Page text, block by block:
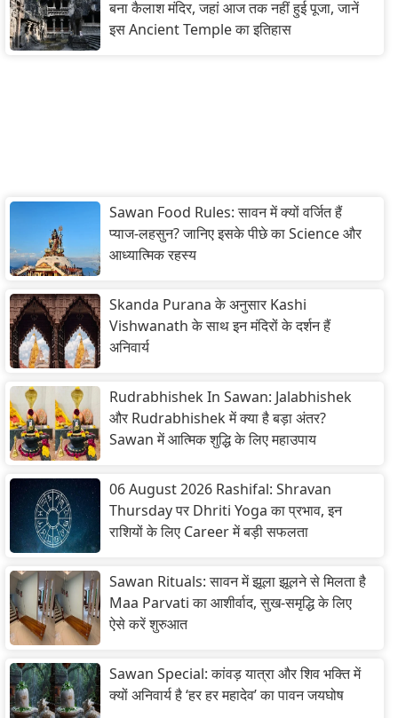
बना कैलाश मंदिर, जहां आज तक नहीं हुई पूजा, जानें
इस Ancient Temple का इतिहास
Sawan Food Rules: सावन में क्यों वर्जित हैं
प्याज-लहसुन? जानिए इसके पीछे का Science और
आध्यात्मिक रहस्य
Skanda Purana के अनुसार Kashi
Vishwanath के साथ इन मंदिरों के दर्शन हैं
अनिवार्य
Rudrabhishek In Sawan: Jalabhishek
और Rudrabhishek में क्या है बड़ा अंतर?
Sawan में आत्मिक शुद्धि के लिए महाउपाय
06 August 2026 Rashifal: Shravan
Thursday पर Dhriti Yoga का प्रभाव, इन
राशियों के लिए Career में बड़ी सफलता
Sawan Rituals: सावन में झूला झूलने से मिलता है
Maa Parvati का आशीर्वाद, सुख-समृद्धि के लिए
ऐसे करें शुरुआत
Sawan Special: कांवड़ यात्रा और शिव भक्ति में
क्यों अनिवार्य है ‘हर हर महादेव’ का पावन जयघोष